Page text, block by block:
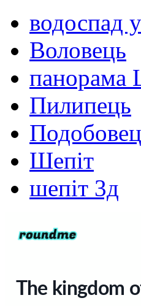
водоспад
Воловець
панорама
Пилипець
Шепіт
шепіт 3д